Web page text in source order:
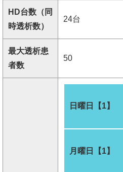
HD台数（同
時透析数）
24台
最大透析患
者数
50
日曜日【1】
月曜日【1】